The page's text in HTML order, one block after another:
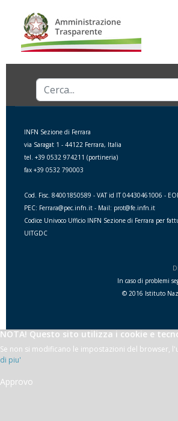
Cerca...
INFN Sezione di Ferrara
via Saragat 1 - 44122 Ferrara, Italia
tel. +39 0532 974211 (portineria)
fax +39 0532 790003
Cod. Fisc. 84001850589 - VAT id IT 04430461006 -
PEC: Ferrara@pec.infn.it - Mail: prot@fe.infn.it
Codice Univoco Ufficio INFN Sezione di Ferrara per
UITGDC
In caso di problemi
© 2016 Istituto
NOTA! Questo sito utilizza i cookie e
Se non si modificano le impostazioni del browser,
di piu'
Approvo